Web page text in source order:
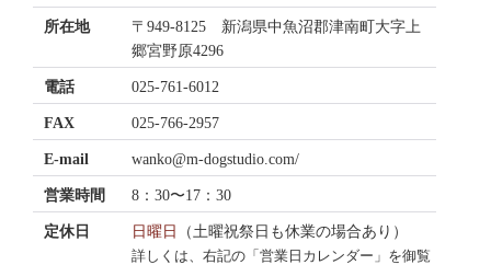
所在地
〒949-8125 新潟県中魚沼郡津南町大字上
郷宮野原4296
電話 025-761-6012
FAX 025-766-2957
E-mail wanko@m-dogstudio.com/
営業時間 8：30〜17：30
定休日 日曜日 （土曜祝祭日も休業の場合あり）
詳しくは、右記の「営業日カレンダー」を御覧